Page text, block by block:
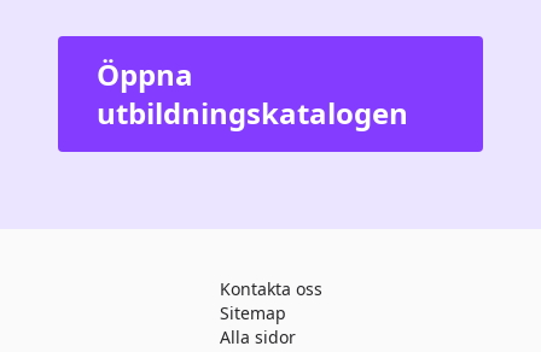
Öppna
utbildningskatalogen
Kontakta oss
Sitemap
Alla sidor